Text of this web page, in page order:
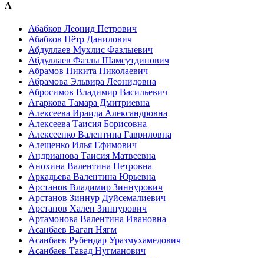
А
Абабков Леонид Петрович
Абабков Пётр Данилович
Абдуллаев Мухлис Фазлыевич
Абдуллаев Фазлы Шамсутдинович
Абрамов Никита Николаевич
Абрамова Эльвира Леонидовна
Абросимов Владимир Васильевич
Агаркова Тамара Дмитриевна
Алексеева Ираида Александровна
Алексеева Таисия Борисовна
Алексеенко Валентина Гавриловна
Алещенко Илья Ефимович
Андрианова Таисия Матвеевна
Анохина Валентина Петровна
Аркадьева Валентина Юрьевна
Арстанов Владимир Зиннурович
Арстанов Зиннур Дуйсемалиевич
Арстанов Хален Зиннурович
Артамонова Валентина Ивановна
Асанбаев Вагап Нягм
Асанбаев Рубендар Уразмухамедович
Асанбаев Тавад Нугманович